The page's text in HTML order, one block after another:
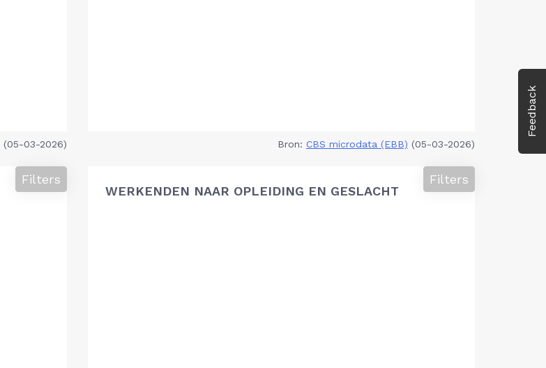
Feedback
(05-03-2026) Bron: CBS microdata (EBB) (05-03-2026)
Filters
WERKENDEN NAAR OPLEIDING EN GESLACHT
Filters